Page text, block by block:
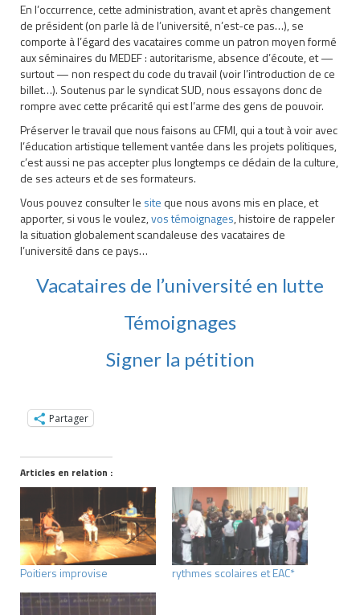
En l’occurrence, cette administration, avant et après changement
de président (on parle là de l’université, n’est-ce pas…), se
comporte à l’égard des vacataires comme un patron moyen formé
aux séminaires du MEDEF : autoritarisme, absence d’écoute, et —
surtout — non respect du code du travail (voir l’introduction de ce
billet…). Soutenus par le syndicat SUD, nous essayons donc de
rompre avec cette précarité qui est l’arme des gens de pouvoir.
Préserver le travail que nous faisons au CFMI, qui a tout à voir avec
l’éducation artistique tellement vantée dans les projets politiques,
c’est aussi ne pas accepter plus longtemps ce dédain de la culture,
de ses acteurs et de ses formateurs.
Vous pouvez consulter le site que nous avons mis en place, et
apporter, si vous le voulez,vos témoignages, histoire de rappeler
la situation globalement scandaleuse des vacataires de
l’université dans ce pays…
Vacataires de l’université en lutte
Témoignages
Signer la pétition
Partager
Articles en relation :
Poitiers improvise rythmes scolaires et EAC*